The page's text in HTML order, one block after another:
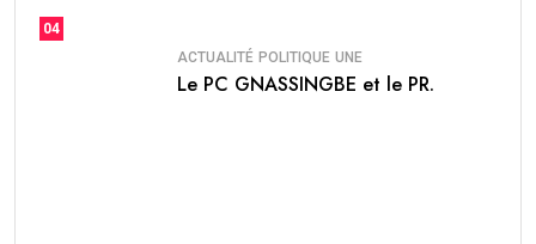
04
ACTUALITÉ POLITIQUE UNE
Le PC GNASSINGBE et le PR.